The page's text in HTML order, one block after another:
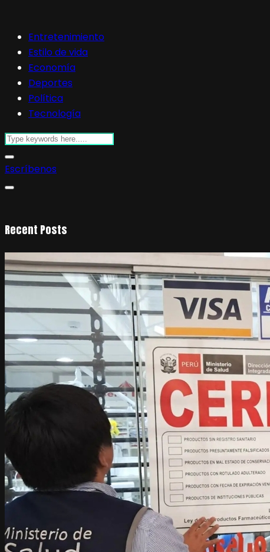
Entretenimiento
Estilo de vida
Economía
Deportes
Política
Tecnología
Escríbenos
Recent Posts